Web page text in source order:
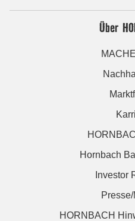
Über
Hornbach
Investor
HORNBACH